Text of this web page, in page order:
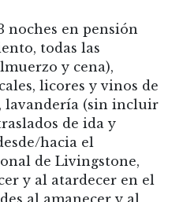
noches en pensión
todas las
y cena),
licores y vinos de
lavandería (sin incluir
de ida y
hacia el
de Livingstone,
y al atardecer en el
al amanecer y al